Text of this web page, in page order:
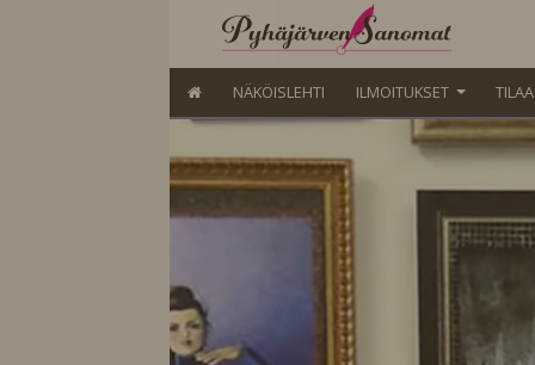
NÄKÖISLEHTI ILMOITUKSET